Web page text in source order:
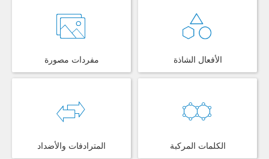
مفردات مصورة الأفعال الشاذة
المترادفات والأضداد الكلمات المركبة